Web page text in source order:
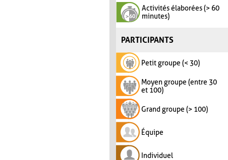
Activités élaborées (> 60
minutes)
PARTICIPANTS
Petit groupe (< 30)
Moyen groupe (entre 30
et 100)
Grand groupe (> 100)
Équipe
Individuel